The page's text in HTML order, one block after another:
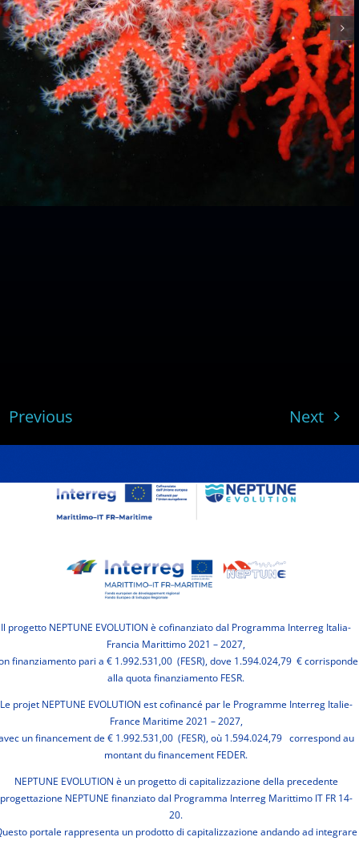
Previous Next
Il progetto NEPTUNE EVOLUTION è cofinanziato dal Programma Interreg Italia-
Francia Marittimo 2021 – 2027,
finanziamento pari a € 1.992.531,00 (FESR), dove 1.594.024,79 € corrisponde
alla quota finanziamento FESR.
Le projet NEPTUNE EVOLUTION est cofinancé par le Programme Interreg Italie-
France Maritime 2021 – 2027,
un financement de € 1.992.531,00 (FESR), où 1.594.024,79 correspond au
montant du financement FEDER.
NEPTUNE EVOLUTION è un progetto di capitalizzazione della precedente
progettazione NEPTUNE finanziato dal Programma Interreg Marittimo IT FR 14-
20.
portale rappresenta un prodotto di capitalizzazione andando ad integrare